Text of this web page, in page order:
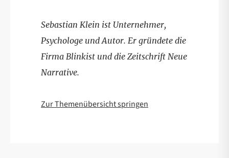
Sebastian Klein ist Unternehmer,
Psychologe und Autor. Er gründete die
Firma Blinkist und die Zeitschrift Neue
Narrative.
Zur Themenübersicht springen